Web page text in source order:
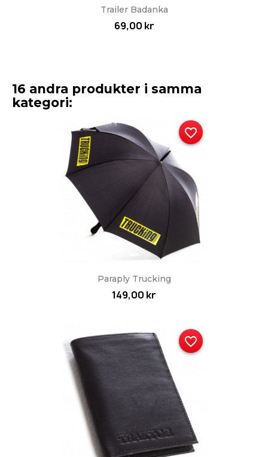
Trailer Badanka
69,00 kr
16 andra produkter i samma
kategori:
Paraply Trucking
149,00 kr
favorite_border
favorite_border